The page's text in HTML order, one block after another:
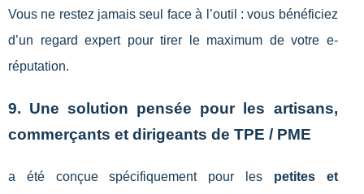
Vous ne restez jamais seul face à l’outil : vous bénéficiez
d’un regard expert pour tirer le maximum de votre e-
réputation.
9. Une solution pensée pour les artisans,
commerçants et dirigeants de TPE / PME
a été conçue spécifiquement pour les petites et